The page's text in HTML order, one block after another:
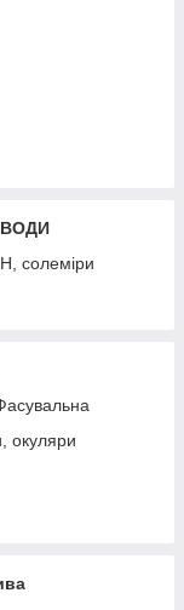
огірків,
PLASTTER
ВОДИ
солеміри
окуляри
таргани,